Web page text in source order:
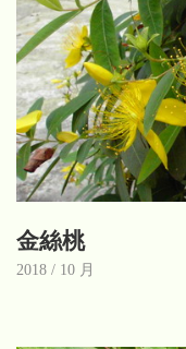
金絲桃
2018 / 10 月